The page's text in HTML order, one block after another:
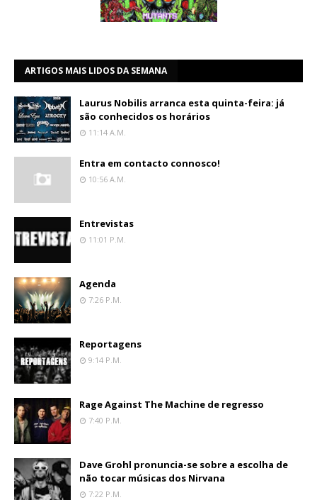
ARTIGOS MAIS LIDOS DA SEMANA
Laurus Nobilis arranca esta quinta-feira: já
são conhecidos os horários
11:14 A.m.
Entra em contacto connosco!
10:56 A.m.
Entrevistas
11:01 P.m.
Agenda
7:26 P.m.
Reportagens
9:14 P.m.
Rage Against The Machine de regresso
7:40 P.m.
Dave Grohl pronuncia-se sobre a escolha de
não tocar músicas dos Nirvana
7:22 P.m.